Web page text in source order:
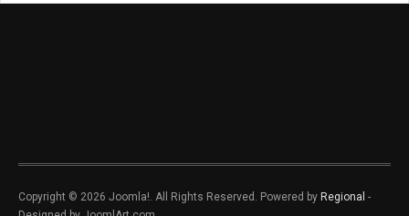
Copyright © 2026 Joomla!. All Rights Reserved. Powered by Regional -